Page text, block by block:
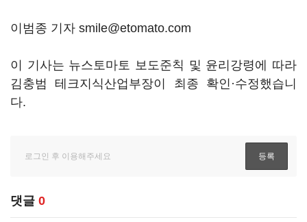
이범종 기자 smile@etomato.com
이 기사는 뉴스토마토 보도준칙 및 윤리강령에 따라
김충범 테크지식산업부장이 최종 확인·수정했습니
다.
댓글 0